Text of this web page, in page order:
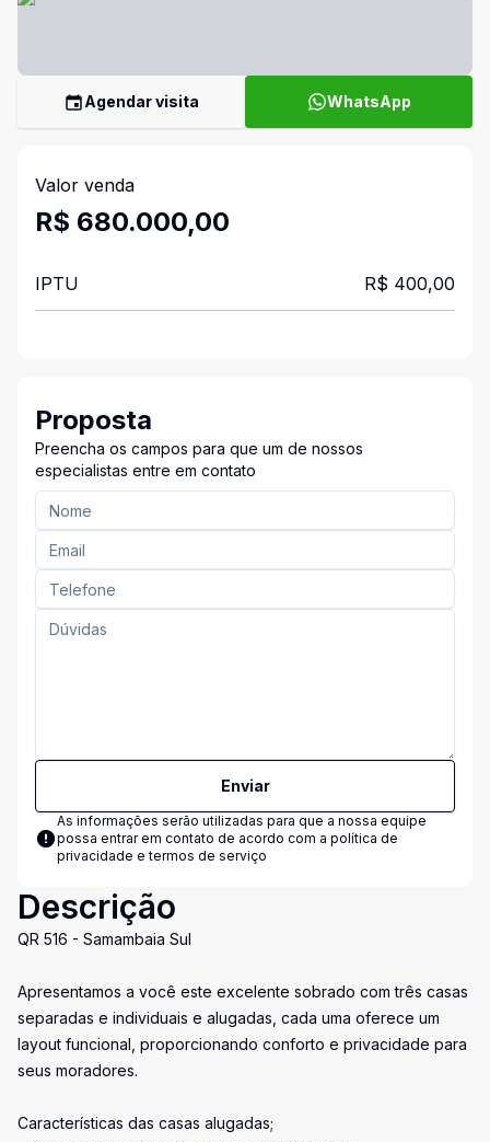
Agendar visita WhatsApp
Valor venda
R$ 680.000,00
IPTU R$ 400,00
Proposta
Preencha os campos para que um de nossos
especialistas entre em contato
Enviar
As informações serão utilizadas para que a nossa equipe
possa entrar em contato de acordo com a política de
privacidade e termos de serviço
Descrição
QR 516 - Samambaia Sul
Apresentamos a você este excelente sobrado com três casas
separadas e individuais e alugadas, cada uma oferece um
layout funcional, proporcionando conforto e privacidade para
seus moradores.
Características das casas alugadas;